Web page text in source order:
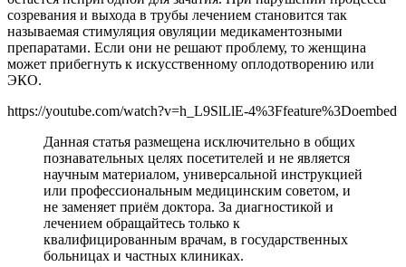
созревания и выхода в трубы лечением становится так
называемая стимуляция овуляции медикаментозными
препаратами. Если они не решают проблему, то женщина
может прибегнуть к искусственному оплодотворению или
ЭКО.
https://youtube.com/watch?v=h_L9SlLlE-4%3Ffeature%3Doembed
Данная статья размещена исключительно в общих
познавательных целях посетителей и не является
научным материалом, универсальной инструкцией
или профессиональным медицинским советом, и
не заменяет приём доктора. За диагностикой и
лечением обращайтесь только к
квалифицированным врачам, в государственных
больницах и частных клиниках.